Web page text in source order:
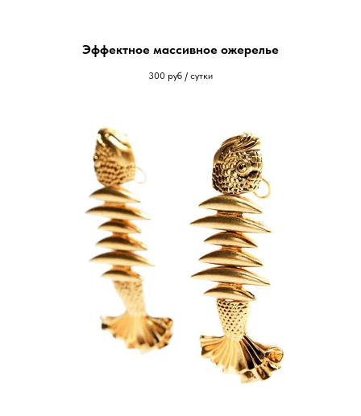
Эффектное массивное ожерелье
300 руб / сутки